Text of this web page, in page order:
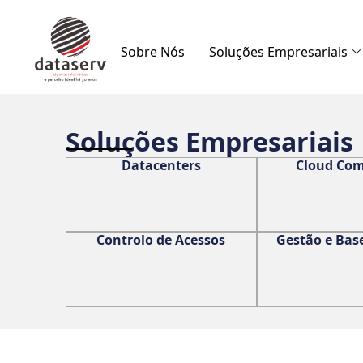
Sobre Nós Soluções Empresariais
Soluções Empresariais
Datacenters Cloud
Controlo de Acessos Gestão e